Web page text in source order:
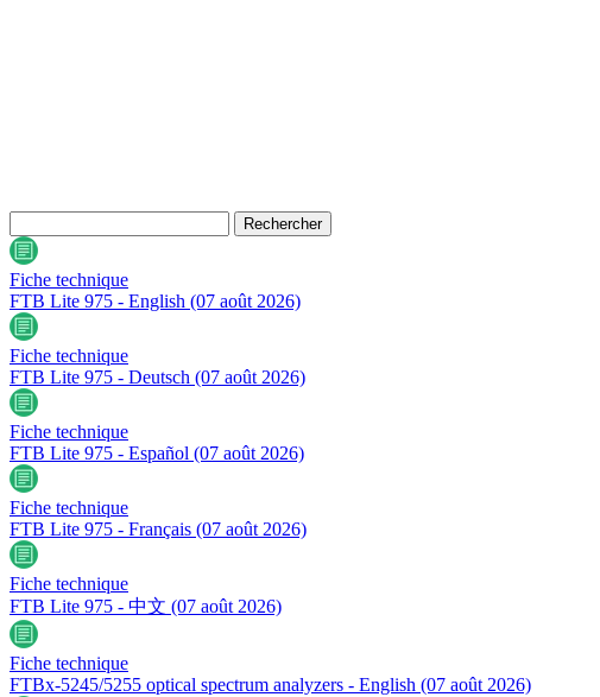
Fiche technique
FTB Lite 975 - English (07 août 2026)
Fiche technique
FTB Lite 975 - Deutsch (07 août 2026)
Fiche technique
FTB Lite 975 - Español (07 août 2026)
Fiche technique
FTB Lite 975 - Français (07 août 2026)
Fiche technique
FTB Lite 975 - 中文 (07 août 2026)
Fiche technique
FTBx-5245/5255 optical spectrum analyzers - English (07 août 2026)